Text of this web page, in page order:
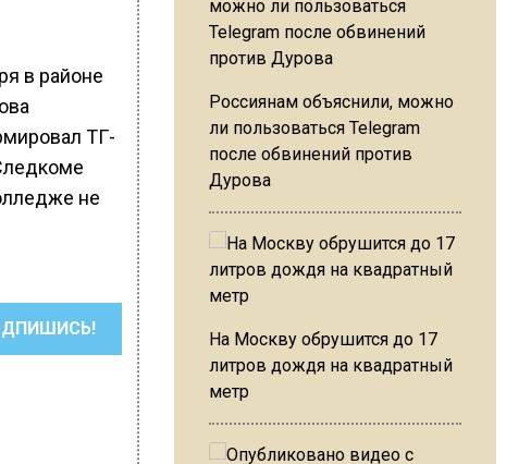
в районе
ТГ-
не
Россиянам объяснили, можно
ли пользоваться Telegram
после обвинений против
Дурова
На Москву обрушится до 17
литров дождя на квадратный
метр